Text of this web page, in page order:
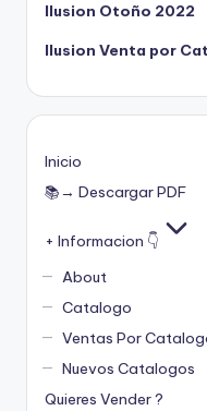
Ilusion Otoño 2022
Ilusion Venta por
Inicio
📚→ Descargar PDF
+ Informacion 👇
About
Catalogo
Ventas Por
Nuevos Catalogos
Quieres Vender ?